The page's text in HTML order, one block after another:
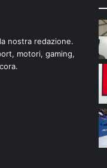
nostra redazione.
motori, gaming,